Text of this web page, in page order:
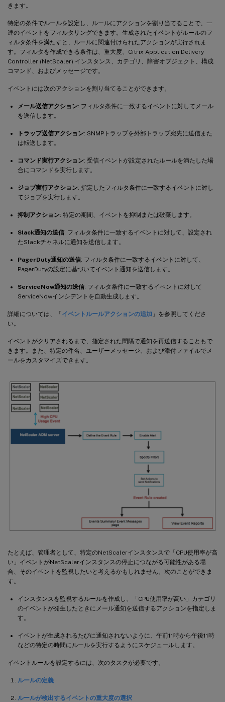
きます。
特定の条件でルールを設定し、ルールにアクションを割り当てることで、一
連のイベントをフィルタリングできます。生成されたイベントがルールのフ
ィルタ条件を満たすと、ルールに関連付けられたアクションが実行されま
す。フィルタを作成できる条件は、重大度、Citrix Application Delivery
Controller (NetScaler) インスタンス、カテゴリ、障害オブジェクト、構成
コマンド、およびメッセージです。
イベントには次のアクションを割り当てることができます。
メール送信アクション: フィルタ条件に一致するイベントに対してメール
を送信します。
トラップ送信アクション: SNMPトラップを外部トラップ宛先に送信また
は転送します。
コマンド実行アクション: 受信イベントが設定されたルールを満たした場
合にコマンドを実行します。
ジョブ実行アクション: 指定したフィルタ条件に一致するイベントに対し
てジョブを実行します。
抑制アクション: 特定の期間、イベントを抑制または破棄します。
Slack通知の送信: フィルタ条件に一致するイベントに対して、設定され
たSlackチャネルに通知を送信します。
PagerDuty通知の送信: フィルタ条件に一致するイベントに対して、
PagerDutyの設定に基づいてイベント通知を送信します。
ServiceNow通知の送信: フィルタ条件に一致するイベントに対して
ServiceNowインシデントを自動生成します。
詳細については、「イベントルールアクションの追加 」を参照してくださ
い。
イベントがクリアされるまで、指定された間隔で通知を再送信することもで
きます。また、特定の件名、ユーザーメッセージ、および添付ファイルでメ
ールをカスタマイズできます。
たとえば、管理者として、特定のNetScalerインスタンスで「CPU使用率が高
い」イベントがNetScalerインスタンスの停止につながる可能性がある場
合、そのイベントを監視したいと考えるかもしれません。次のことができま
す。
インスタンスを監視するルールを作成し、「CPU使用率が高い」カテゴリ
のイベントが発生したときにメール通知を送信するアクションを指定しま
す。
イベントが生成されるたびに通知されないように、午前11時から午後11時
などの特定の時間にルールを実行するようにスケジュールします。
イベントルールを設定するには、次のタスクが必要です。
ルールの定義
ルールが検出するイベントの重大度の選択